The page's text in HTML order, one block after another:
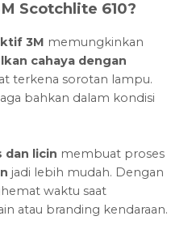
Scotchlite 610?
3M memungkinkan
cahaya dengan
terkena sorotan lampu.
bahkan dalam kondisi
dan licin membuat proses
jadi lebih mudah. Dengan
waktu saat
atau branding kendaraan.